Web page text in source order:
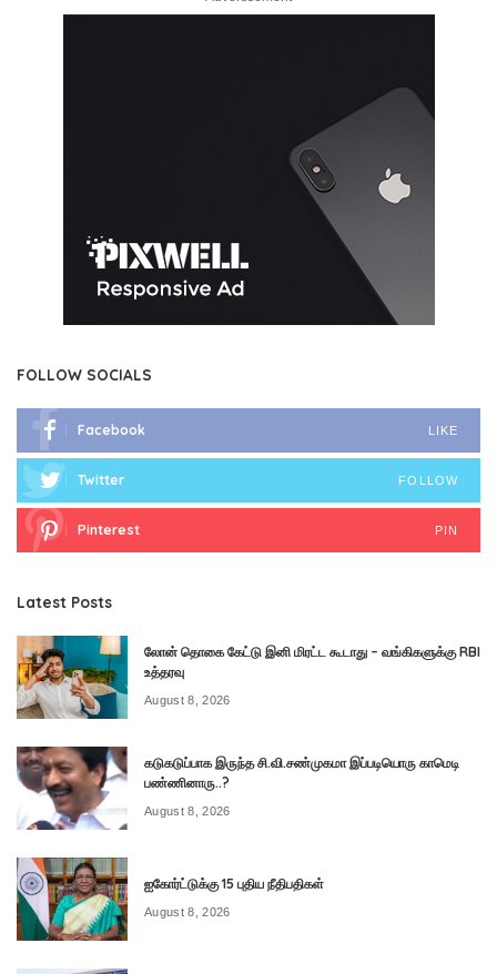
FOLLOW SOCIALS
Facebook LIKE
Twitter FOLLOW
Pinterest PIN
Latest Posts
லோன் தொகை கேட்டு இனி மிரட்ட கூடாது – வங்கிகளுக்கு RBI
உத்தரவு
August 8, 2026
கடுகடுப்பாக இருந்த சி.வி.சண்முகமா இப்படியொரு காமெடி
பண்ணினாரு..?
August 8, 2026
ஐகோர்ட்டுக்கு 15 புதிய நீதிபதிகள்
August 8, 2026